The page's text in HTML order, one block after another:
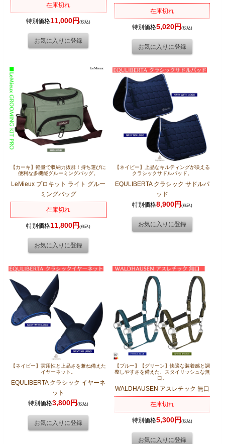
在庫切れ
特別価格11,000円(税込)
在庫切れ
特別価格5,020円(税込)
【カーキ】軽量で収納力抜群！持ち運びに
便利な多機能グルーミングバッグ。
LeMieux プロキット ライト グルー
ミングバッグ
在庫切れ
特別価格11,800円(税込)
【ネイビー】上品なキルティングが映える
クラシックサドルパッド。
EQULIBERTA クラシック サドルパ
ッド
特別価格8,900円(税込)
【ネイビー】実用性と上品さを兼ね備えた
イヤーネット。
EQULIBERTA クラシック イヤーネ
ット
特別価格3,800円(税込)
【ブルー】【グリーン】快適な装着感と調
整しやすさを備えた、スタイリッシュな無
口。
WALDHAUSEN アスレチック 無口
在庫切れ
特別価格5,300円(税込)